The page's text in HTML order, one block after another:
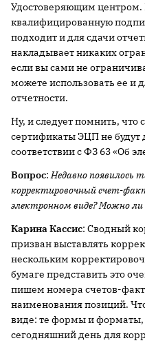
Удостоверяющим центром.
квалифицированную
подходит и для сдачи
накладывает никаких
если вы сами не
можете использовать ее и
отчетности.
Ну, и следует помнить, что
сертификаты ЭЦП не будут
соответствии с ФЗ 63 «Об
Вопрос:Недавно появилось
корректировочный счет-
электронном виде? Можно ли
Карина Кассис: Сводный
призван выставлять
нескольким
бумаге представить это
пишем номера счетов-
наименования позиций.
виде: те формы и форматы,
сегодняшний день для